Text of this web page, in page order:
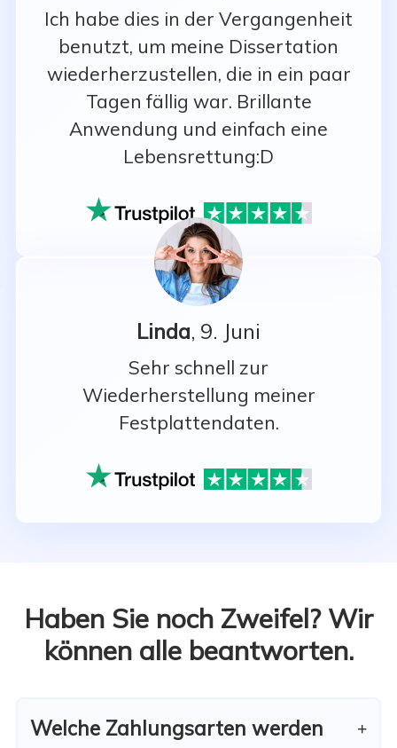
Ich habe dies in der Vergangenheit
benutzt, um meine Dissertation
wiederherzustellen, die in ein paar
Tagen fällig war. Brillante
Anwendung und einfach eine
Lebensrettung:D
Linda, 9. Juni
Sehr schnell zur
Wiederherstellung meiner
Festplattendaten.
Haben Sie noch Zweifel? Wir
können alle beantworten.
Welche Zahlungsarten werden